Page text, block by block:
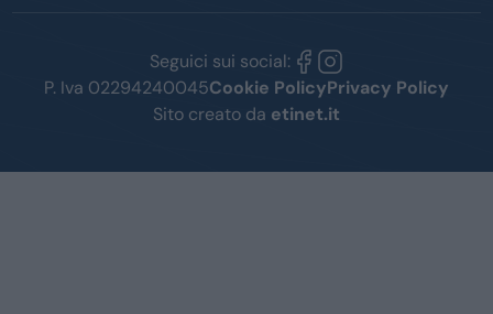
Seguici sui social:
P. Iva 02294240045Cookie PolicyPrivacy Policy
Sito creato da etinet.it